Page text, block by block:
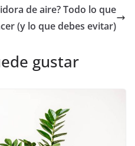
de aire? Todo lo que
(y lo que debes evitar)
gustar